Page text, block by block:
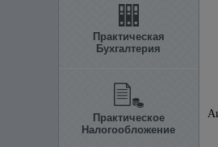
Практическая
Бухгалтерия
Практическое
Налогообложение